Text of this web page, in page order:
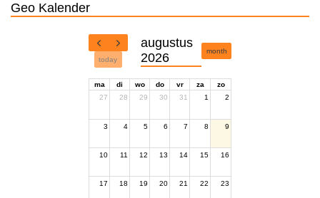
Geo Kalender
today
augustus
2026
month
ma di wo do vr za
zo
27
28 29 30 31 1 2
3 4 5 6 7 8 9
10 11 12 13 14 15 16
17 18 19 20 21 22 23